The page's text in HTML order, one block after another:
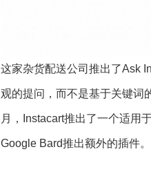
这家杂货配送公司推出了Ask
观的提问，而不是基于关键词
月，Instacart推出了一个适用
Google Bard推出额外的插件。